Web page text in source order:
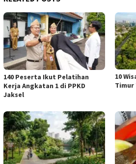
140 Peserta Ikut Pelatihan
Kerja Angkatan 1 di PPKD
Jaksel
10
Timur